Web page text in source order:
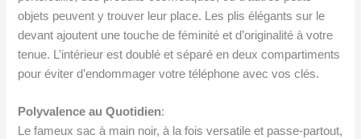
objets peuvent y trouver leur place. Les plis élégants sur le
devant ajoutent une touche de féminité et d’originalité à votre
tenue. L’intérieur est doublé et séparé en deux compartiments
pour éviter d’endommager votre téléphone avec vos clés.
Polyvalence au Quotidien:
Le fameux sac à main noir, à la fois versatile et passe-partout,